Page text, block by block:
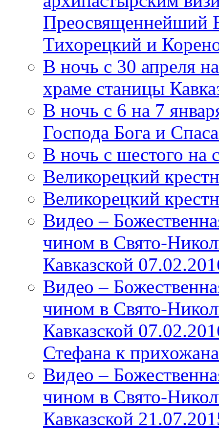
Преосвященнейший
Тихорецкий и
В ночь с 30 апреля
храме станицы
В ночь с 6 на 7
Господа Бога и
В ночь с шестого на
Великорецкий
Великорецкий
Видео –
чином в Свято-
Кавказской
Видео –
чином в Свято-
Кавказской
Стефана к
Видео –
чином в Свято-
Кавказской